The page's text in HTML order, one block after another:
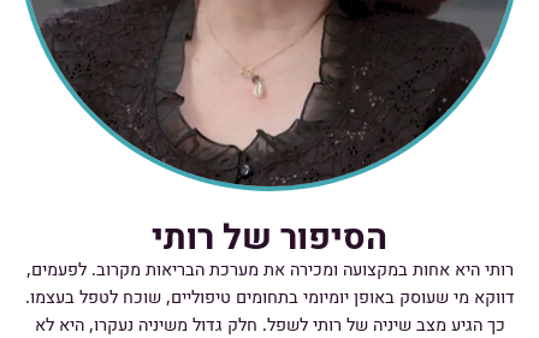
הסיפור של רותי
רותי היא אחות במקצועה ומכירה את מערכת הבריאות מקרוב. לפעמים,
דווקא מי שעוסק באופן יומיומי בתחומים טיפוליים, שוכח לטפל בעצמו.
כך הגיע מצב שיניה של רותי לשפל. חלק גדול משיניה נעקרו, היא לא